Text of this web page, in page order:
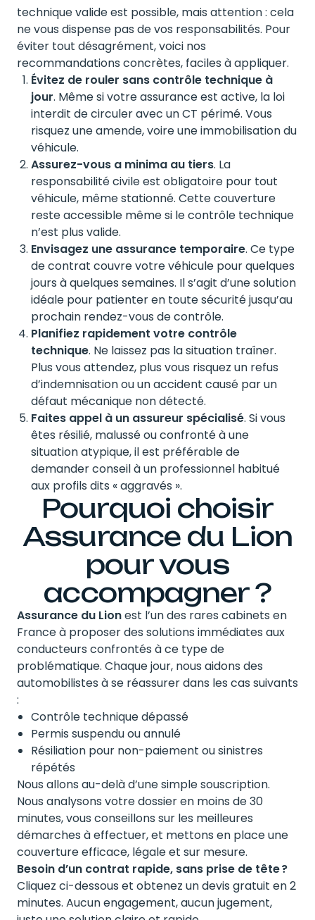
technique valide est possible, mais attention : cela
ne vous dispense pas de vos responsabilités. Pour
éviter tout désagrément, voici nos
recommandations concrètes, faciles à appliquer.
Évitez de rouler sans contrôle technique à
jour. Même si votre assurance est active, la loi
interdit de circuler avec un CT périmé. Vous
risquez une amende, voire une immobilisation du
véhicule.
Assurez-vous a minima au tiers. La
responsabilité civile est obligatoire pour tout
véhicule, même stationné. Cette couverture
reste accessible même si le contrôle technique
n’est plus valide.
Envisagez une assurance temporaire. Ce type
de contrat couvre votre véhicule pour quelques
jours à quelques semaines. Il s’agit d’une solution
idéale pour patienter en toute sécurité jusqu’au
prochain rendez-vous de contrôle.
Planifiez rapidement votre contrôle
technique. Ne laissez pas la situation traîner.
Plus vous attendez, plus vous risquez un refus
d’indemnisation ou un accident causé par un
défaut mécanique non détecté.
Faites appel à un assureur spécialisé. Si vous
êtes résilié, malussé ou confronté à une
situation atypique, il est préférable de
demander conseil à un professionnel habitué
aux profils dits « aggravés ».
Pourquoi choisir
Assurance du Lion
pour vous
accompagner ?
Assurance du Lionest l’un des rares cabinets en
France à proposer des solutions immédiates aux
conducteurs confrontés à ce type de
problématique. Chaque jour, nous aidons des
automobilistes à se réassurer dans les cas suivants
:
Contrôle technique dépassé
Permis suspendu ou annulé
Résiliation pour non-paiement ou sinistres
répétés
Nous allons au-delà d’une simple souscription.
Nous analysons votre dossier en moins de 30
minutes, vous conseillons sur les meilleures
démarches à effectuer, et mettons en place une
couverture efficace, légale et sur mesure.
Besoin d’un contrat rapide, sans prise de tête ?
Cliquez ci-dessous et obtenez un devis gratuit en 2
minutes. Aucun engagement, aucun jugement,